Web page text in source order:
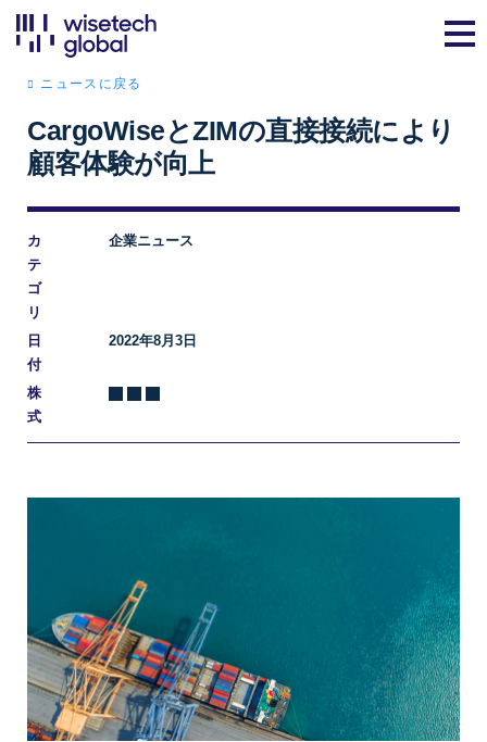
ニュースに戻る
CargoWiseとZIMの直接接続により
顧客体験が向上
カ
テ
ゴ
リ
企業ニュース
日
付
2022年8月3日
株
式